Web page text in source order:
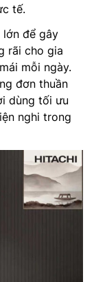
tế.
để gây
rãi cho gia
mỗi ngày.
đơn thuần
dùng tối ưu
nghi trong